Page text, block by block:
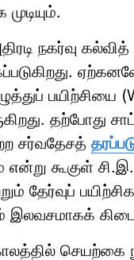
நகர்வு கல்வித்
பயிற்சியை
தற்போது
சர்வதேசத்
என்று கூகுள்
தேர்வுப்
செயற்கை